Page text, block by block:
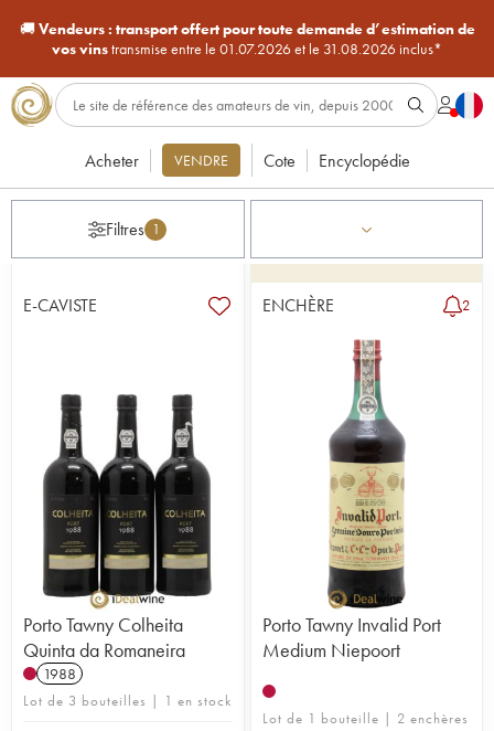
🚚Vendeurs : transport offert pour toute demande d’estimation de
vos vinstransmise entre le 01.07.2026 et le 31.08.2026 inclus*
Acheter VENDRE Cote Encyclopédie
Filtres 1
E-CAVISTE
Porto Tawny Colheita
Quinta da Romaneira
1988
Lot de 3 bouteilles | 1 en stock
ENCHÈRE 2
Porto Tawny Invalid Port
Medium Niepoort
Lot de 1 bouteille | 2 enchères